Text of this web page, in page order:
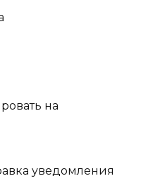
на
уведомления